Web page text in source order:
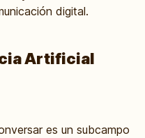
digital.
Artificial
es un subcampo